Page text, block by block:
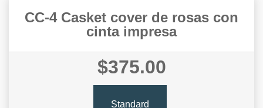
CC-4 Casket cover de rosas con
cinta impresa
$375.00
Standard